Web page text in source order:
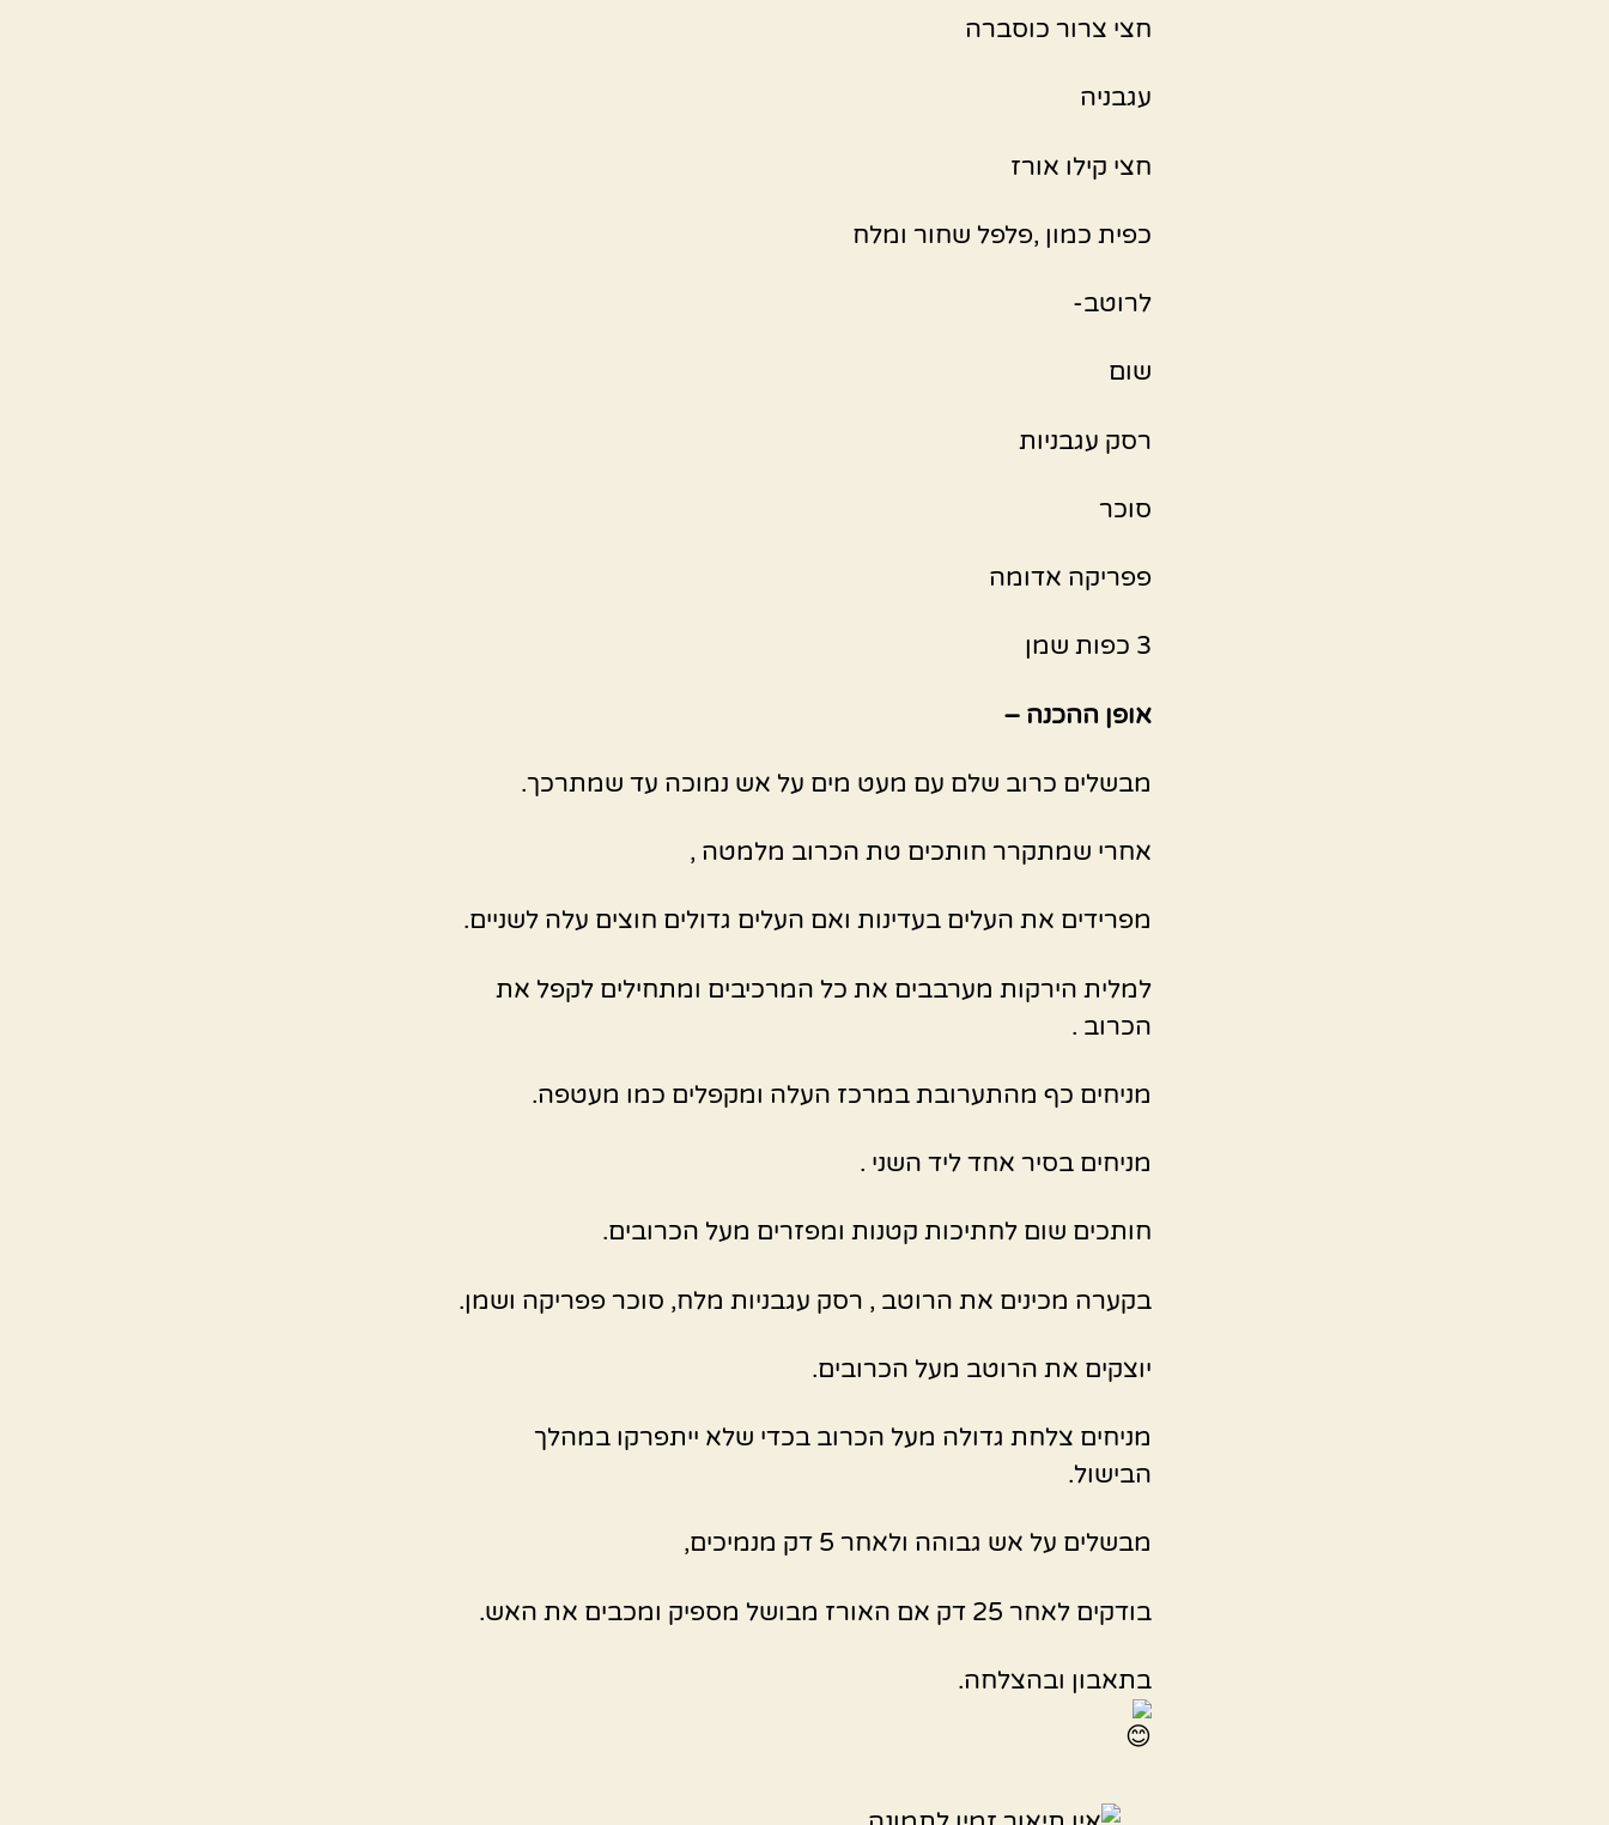
חצי צרור כוסברה
עגבניה
חצי קילו אורז
כפית כמון ,פלפל שחור ומלח
לרוטב-
שום
רסק עגבניות
סוכר
פפריקה אדומה
3 כפות שמן
אופן ההכנה –
מבשלים כרוב שלם עם מעט מים על אש נמוכה עד שמתרכך.
אחרי שמתקרר חותכים טת הכרוב מלמטה ,
מפרידים את העלים בעדינות ואם העלים גדולים חוצים עלה לשניים.
למלית הירקות מערבבים את כל המרכיבים ומתחילים לקפל את
הכרוב .
מניחים כף מהתערובת במרכז העלה ומקפלים כמו מעטפה.
מניחים בסיר אחד ליד השני .
חותכים שום לחתיכות קטנות ומפזרים מעל הכרובים.
בקערה מכינים את הרוטב , רסק עגבניות מלח, סוכר פפריקה ושמן.
יוצקים את הרוטב מעל הכרובים.
מניחים צלחת גדולה מעל הכרוב בכדי שלא ייתפרקו במהלך
הבישול.
מבשלים על אש גבוהה ולאחר 5 דק מנמיכים,
בודקים לאחר 25 דק אם האורז מבושל מספיק ומכבים את האש.
בתאבון ובהצלחה.